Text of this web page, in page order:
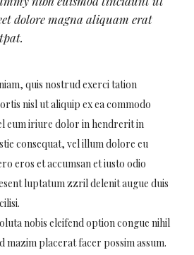
dolore magna aliquam erat
quis nostrud exerci tation
nisl ut aliquip ex ea commodo
eum iriure dolor in hendrerit in
consequat, vel illum dolore eu
eros et accumsan et iusto odio
luptatum zzril delenit augue duis
nobis eleifend option congue nihil
mazim placerat facer possim assum.